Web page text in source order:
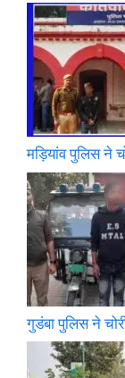
मड़ियांव पुलिस ने
गुडंबा पुलिस ने